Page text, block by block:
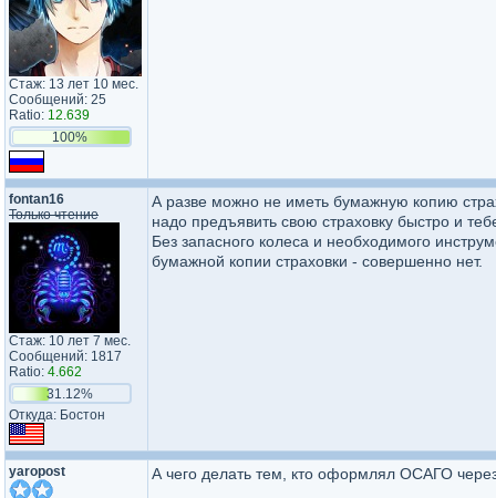
Стаж: 13 лет 10 мес.
Сообщений: 25
Ratio: 12.639
100%
fontan16
Только чтение
Стаж: 10 лет 7 мес.
Сообщений: 1817
Ratio: 4.662
31.12%
Откуда: Бостон
А разве можно не иметь бумажную копию
надо предъявить свою страховку быстро и
Без запасного колеса и необходимого
бумажной копии страховки - совершенно нет.
yaropost А чего делать тем, кто оформлял ОСАГО